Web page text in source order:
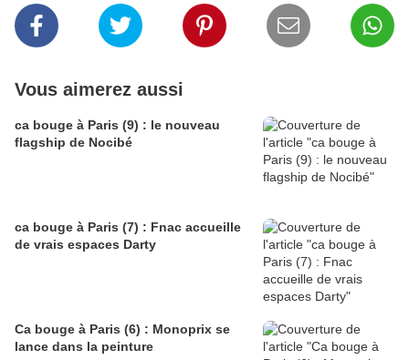
Vous aimerez aussi
ca bouge à Paris (9) : le nouveau
flagship de Nocibé
ca bouge à Paris (7) : Fnac accueille
de vrais espaces Darty
Ca bouge à Paris (6) : Monoprix se
lance dans la peinture